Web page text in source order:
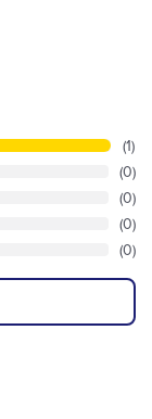
(1)
(0)
(0)
(0)
(0)